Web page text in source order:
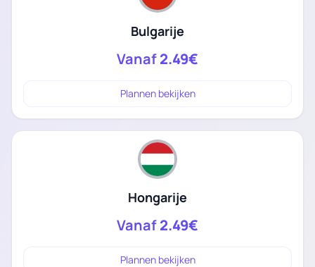
Bulgarije
Vanaf2.49€
Plannen bekijken
Hongarije
Vanaf2.49€
Plannen bekijken